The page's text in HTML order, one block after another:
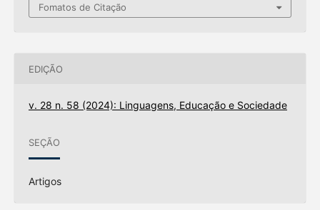
Fomatos de Citação
EDIÇÃO
v. 28 n. 58 (2024): Linguagens, Educação e Sociedade
SEÇÃO
Artigos